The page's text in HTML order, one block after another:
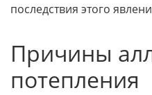
последствия этого
Причины
потепления